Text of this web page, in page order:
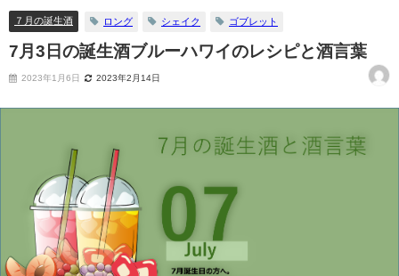
７月の誕生酒 ロング シェイク ゴブレット
7月3日の誕生酒ブルーハワイのレシピと酒言葉
2023年1月6日 2023年2月14日